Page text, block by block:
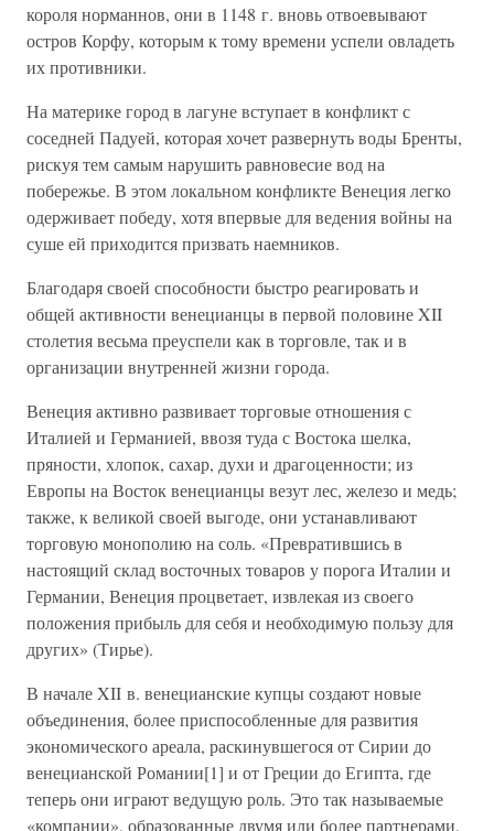
короля норманнов, они в 1148 г. вновь отвоевывают
остров Корфу, которым к тому времени успели овладеть
их противники.
На материке город в лагуне вступает в конфликт с
соседней Падуей, которая хочет развернуть воды Бренты,
рискуя тем самым нарушить равновесие вод на
побережье. В этом локальном конфликте Венеция легко
одерживает победу, хотя впервые для ведения войны на
суше ей приходится призвать наемников.
Благодаря своей способности быстро реагировать и
общей активности венецианцы в первой половине XII
столетия весьма преуспели как в торговле, так и в
организации внутренней жизни города.
Венеция активно развивает торговые отношения с
Италией и Германией, ввозя туда с Востока шелка,
пряности, хлопок, сахар, духи и драгоценности; из
Европы на Восток венецианцы везут лес, железо и медь;
также, к великой своей выгоде, они устанавливают
торговую монополию на соль. «Превратившись в
настоящий склад восточных товаров у порога Италии и
Германии, Венеция процветает, извлекая из своего
положения прибыль для себя и необходимую пользу для
других» (Тирье).
В начале XII в. венецианские купцы создают новые
объединения, более приспособленные для развития
экономического ареала, раскинувшегося от Сирии до
венецианской Романии[1] и от Греции до Египта, где
теперь они играют ведущую роль. Это так называемые
«компании», образованные двумя или более партнерами,